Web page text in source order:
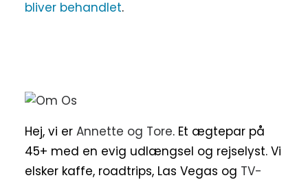
bliver behandlet.
Hej, vi er Annette og Tore. Et ægtepar på
45+ med en evig udlængsel og rejselyst. Vi
elsker kaffe, roadtrips, Las Vegas og TV-